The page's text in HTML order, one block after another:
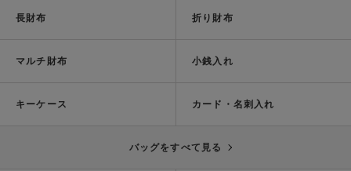
長財布 折り財布
マルチ財布 小銭入れ
キーケース カード・名刺入れ
バッグをすべて見る